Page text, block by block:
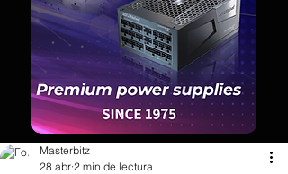
Masterbitz
28 abr 2 min de lectura